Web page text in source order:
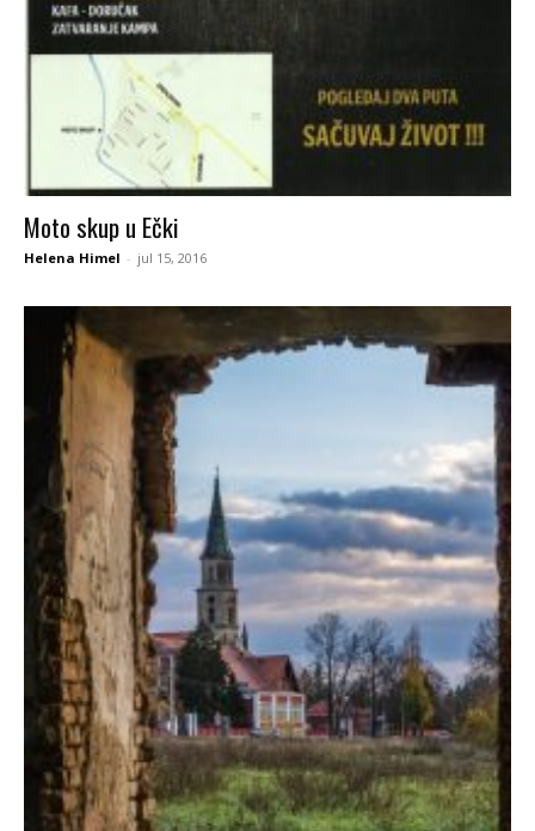
Moto skup u Ečki
Helena Himel - jul 15, 2016